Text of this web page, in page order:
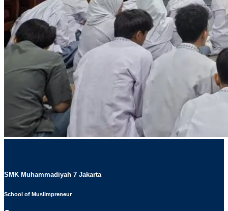
SMK Muhammadiyah 7 Jakarta
School of Muslimpreneur